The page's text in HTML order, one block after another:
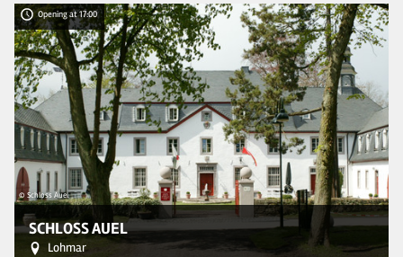
Opening at 17:00
© Schloss Auel
SCHLOSS AUEL
Lohmar